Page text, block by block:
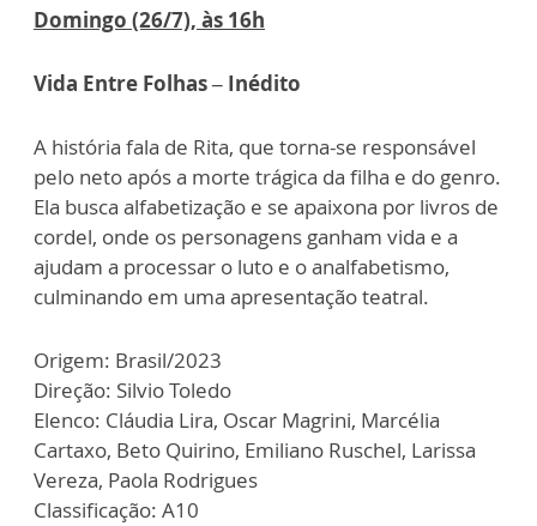
Domingo (26/7), às 16h
Vida Entre Folhas – Inédito
A história fala de Rita, que torna-se responsável
pelo neto após a morte trágica da filha e do genro.
Ela busca alfabetização e se apaixona por livros de
cordel, onde os personagens ganham vida e a
ajudam a processar o luto e o analfabetismo,
culminando em uma apresentação teatral.
Origem: Brasil/2023
Direção: Silvio Toledo
Elenco: Cláudia Lira, Oscar Magrini, Marcélia
Cartaxo, Beto Quirino, Emiliano Ruschel, Larissa
Vereza, Paola Rodrigues
Classificação: A10